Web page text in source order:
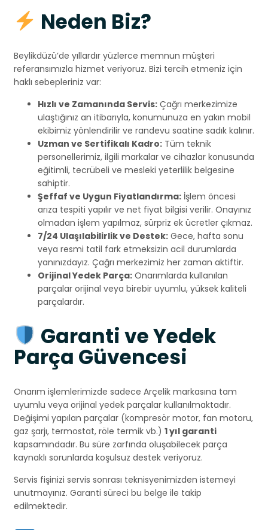
Neden Biz?
Beylikdüzü’de yıllardır yüzlerce memnun müşteri
referansımızla hizmet veriyoruz. Bizi tercih etmeniz için
haklı sebepleriniz var:
Hızlı ve Zamanında Servis: Çağrı merkezimize
ulaştığınız an itibarıyla, konumunuza en yakın mobil
ekibimiz yönlendirilir ve randevu saatine sadık kalınır.
Uzman ve Sertifikalı Kadro: Tüm teknik
personellerimiz, ilgili markalar ve cihazlar konusunda
eğitimli, tecrübeli ve mesleki yeterlilik belgesine
sahiptir.
Şeffaf ve Uygun Fiyatlandırma: İşlem öncesi
arıza tespiti yapılır ve net fiyat bilgisi verilir. Onayınız
olmadan işlem yapılmaz, sürpriz ek ücretler çıkmaz.
7/24 Ulaşılabilirlik ve Destek: Gece, hafta sonu
veya resmi tatil fark etmeksizin acil durumlarda
yanınızdayız. Çağrı merkezimiz her zaman aktiftir.
Orijinal Yedek Parça: Onarımlarda kullanılan
parçalar orijinal veya birebir uyumlu, yüksek kaliteli
parçalardır.
Garanti ve Yedek
Parça Güvencesi
Onarım işlemlerimizde sadece Arçelik markasına tam
uyumlu veya orijinal yedek parçalar kullanılmaktadır.
Değişimi yapılan parçalar (kompresör motor, fan motoru,
gaz şarjı, termostat, röle termik vb.) 1 yıl garanti
kapsamındadır. Bu süre zarfında oluşabilecek parça
kaynaklı sorunlarda koşulsuz destek veriyoruz.
Servis fişinizi servis sonrası teknisyenimizden istemeyi
unutmayınız. Garanti süreci bu belge ile takip
edilmektedir.